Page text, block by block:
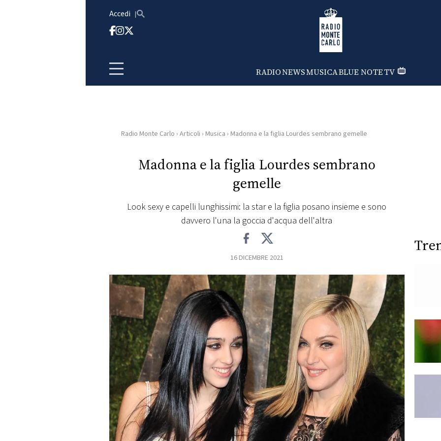
Accedi Radio Monte Carlo
RADIONEWSMUSICABLUE NOTETV
HOME
RADIO
FOTO
CONCORSI
EVENTI
VIDEO
TV
PRINCIPATO
Radio Monte Carlo › Articoli › Musica › Madonna e la figlia Lourdes sembrano gemelle
Madonna e la figlia Lourdes sembrano
gemelle
Look sexy e capelli lunghissimi: la star e la figlia posano insieme e sono
davvero l'una la goccia d'acqua dell'altra
16 DICEMBRE 2021